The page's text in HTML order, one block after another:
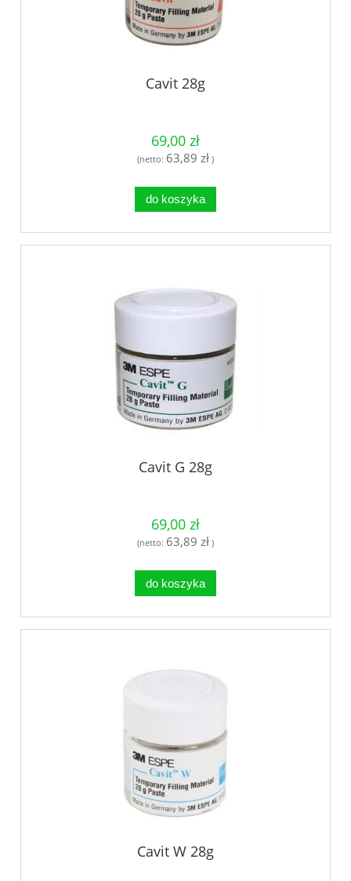
Cavit 28g
69,00 zł
(netto: 63,89 zł )
do koszyka
Cavit G 28g
69,00 zł
(netto: 63,89 zł )
do koszyka
Cavit W 28g